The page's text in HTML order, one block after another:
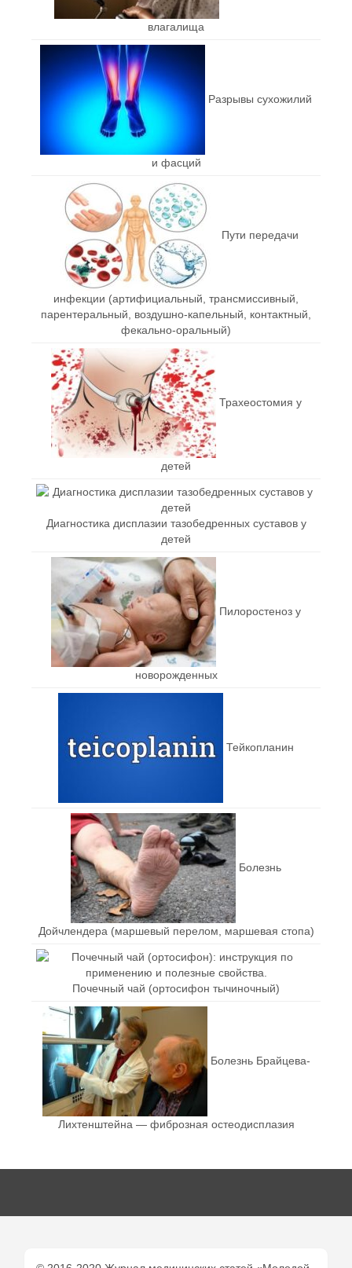
влагалища
Разрывы сухожилий
и фасций
Пути передачи
инфекции (артифициальный, трансмиссивный,
парентеральный, воздушно-капельный, контактный,
фекально-оральный)
Трахеостомия у
детей
Диагностика дисплазии тазобедренных суставов у
детей
Пилоростеноз у
новорожденных
Тейкопланин
Болезнь
Дойчлендера (маршевый перелом, маршевая стопа)
Почечный чай (ортосифон тычиночный)
Болезнь Брайцева-
Лихтенштейна — фиброзная остеодисплазия